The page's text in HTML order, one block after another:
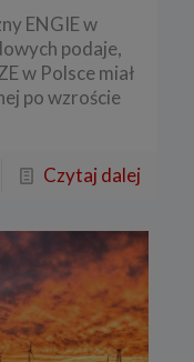
ENGIE w
podaje,
w Polsce miał
po wzroście
Czytaj dalej